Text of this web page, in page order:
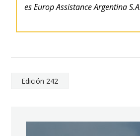
es Europ Assistance Argentina
Edición 242